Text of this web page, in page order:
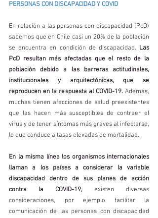
PERSONAS CON DISCAPACIDAD Y COVID
En relación a las personas con discapacidad (PcD)
sabemos que en Chile casi un 20% de la población
se encuentra en condición de discapacidad. Las
PcD resultan más afectadas que el resto de la
población debido a las barreras actitudinales,
institucionales y arquitectónicas, que se
reproducen en la respuesta al COVID-19. Además,
muchas tienen afecciones de salud preexistentes
que las hacen más susceptibles de contraer el
virus y de tener síntomas más graves al infectarse,
lo que conduce a tasas elevadas de mortalidad.
En la misma línea los organismos internacionales
llaman a los países a considerar la variable
discapacidad dentro de sus planes de acción
contra la COVID-19, existen diversas
consideraciones, por ejemplo facilitar la
comunicación de las personas con discapacidad